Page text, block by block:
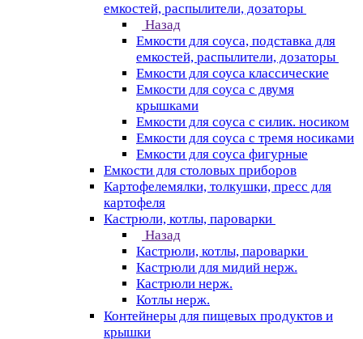
емкостей, распылители, дозаторы
Назад
Емкости для соуса, подставка для
емкостей, распылители, дозаторы
Емкости для соуса классические
Емкости для соуса с двумя
крышками
Емкости для соуса с силик. носиком
Емкости для соуса с тремя носиками
Емкости для соуса фигурные
Емкости для столовых приборов
Картофелемялки, толкушки, пресс для
картофеля
Кастрюли, котлы, пароварки
Назад
Кастрюли, котлы, пароварки
Кастрюли для мидий нерж.
Кастрюли нерж.
Котлы нерж.
Контейнеры для пищевых продуктов и
крышки